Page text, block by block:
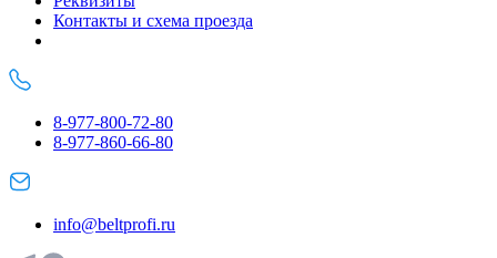
Контакты и схема проезда
8-977-800-72-80
8-977-860-66-80
info@beltprofi.ru